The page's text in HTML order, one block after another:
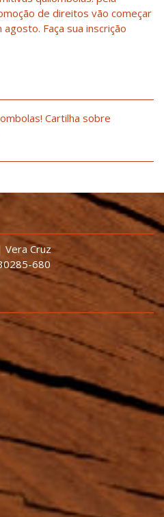
de direitos vão começar
agosto. Faça sua inscrição
Cartilha sobre
Cruz
680